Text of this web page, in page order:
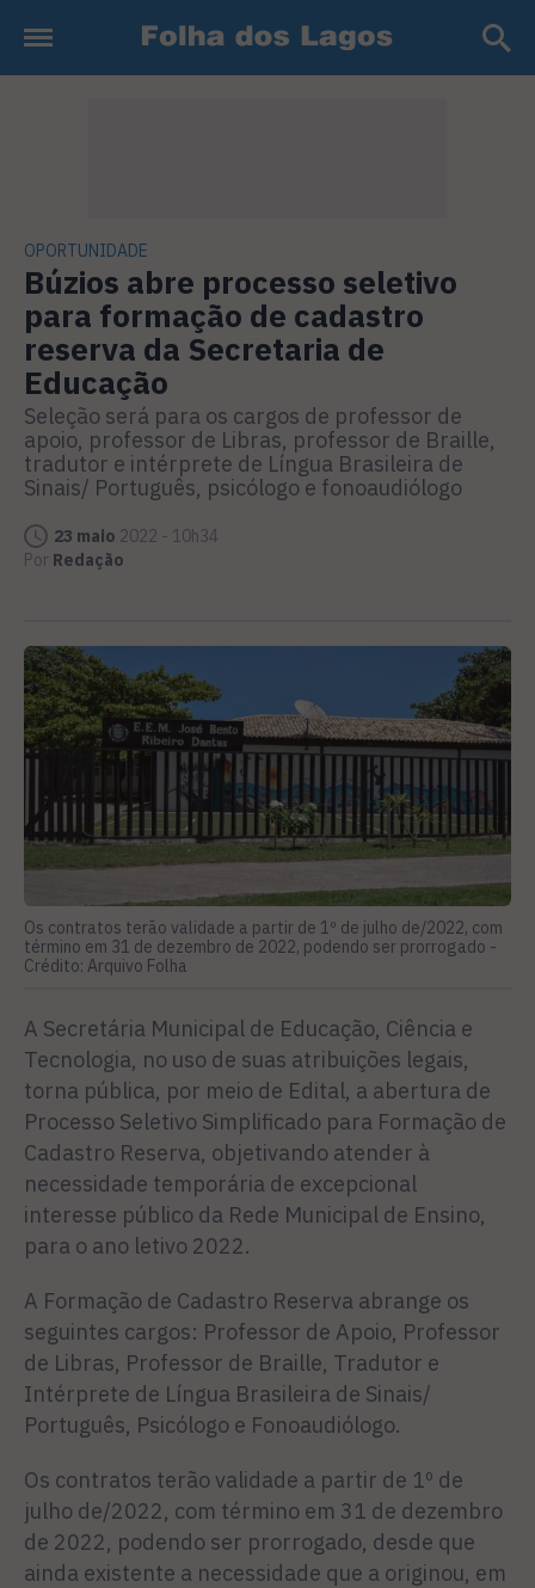
OPORTUNIDADE
Búzios abre processo seletivo
para formação de cadastro
reserva da Secretaria de
Educação
Seleção será para os cargos de professor de
apoio, professor de Libras, professor de Braille,
tradutor e intérprete de Língua Brasileira de
Sinais/ Português, psicólogo e fonoaudiólogo
23 maio 2022 - 10h34
Por Redação
Os contratos terão validade a partir de 1º de julho de/2022, com
término em 31 de dezembro de 2022, podendo ser prorrogado -
Crédito: Arquivo Folha
A Secretária Municipal de Educação, Ciência e
Tecnologia, no uso de suas atribuições legais,
torna pública, por meio de Edital, a abertura de
Processo Seletivo Simplificado para Formação de
Cadastro Reserva, objetivando atender à
necessidade temporária de excepcional
interesse público da Rede Municipal de Ensino,
para o ano letivo 2022.
A Formação de Cadastro Reserva abrange os
seguintes cargos: Professor de Apoio, Professor
de Libras, Professor de Braille, Tradutor e
Intérprete de Língua Brasileira de Sinais/
Português, Psicólogo e Fonoaudiólogo.
Os contratos terão validade a partir de 1º de
julho de/2022, com término em 31 de dezembro
de 2022, podendo ser prorrogado, desde que
ainda existente a necessidade que a originou, em